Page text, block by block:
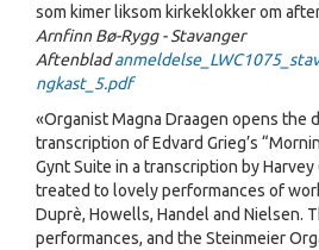
som kimer liksom kirkeklokker om
Arnfinn Bø-Rygg - Stavanger
Aftenblad
ngkast_5.pdf
«Organist Magna Draagen opens the
transcription of Edvard Grieg’s
Gynt Suite in a transcription by Harvey
treated to lovely performances of
Duprè, Howells, Handel and Nielsen.
performances, and the Steinmeier